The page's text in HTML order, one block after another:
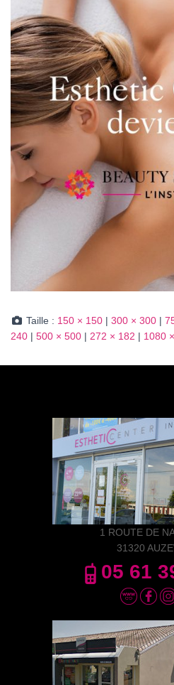
Taille : 150 × 150 | 300 × 300 |
240 | 500 × 500 | 272 × 182 | 1080
1 ROUTE DE
31320
05 61